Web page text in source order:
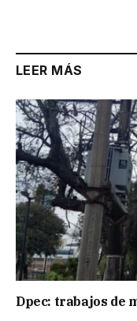
LEER MÁS
Dpec: trabajos de